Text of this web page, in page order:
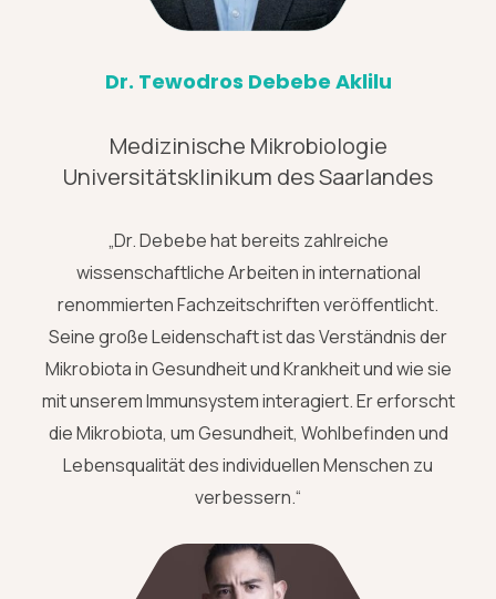
Dr. Tewodros Debebe Aklilu
Medizinische Mikrobiologie
Universitätsklinikum des Saarlandes
„Dr. Debebe hat bereits zahlreiche
wissenschaftliche Arbeiten in international
renommierten Fachzeitschriften veröffentlicht.
Seine große Leidenschaft ist das Verständnis der
Mikrobiota in Gesundheit und Krankheit und wie sie
mit unserem Immunsystem interagiert. Er erforscht
die Mikrobiota, um Gesundheit, Wohlbefinden und
Lebensqualität des individuellen Menschen zu
verbessern.“